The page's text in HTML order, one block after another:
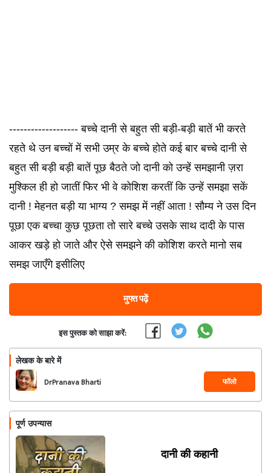
------------------- बच्चे दानी से बहुत सी बड़ी-बड़ी बातें भी करते
रहते थे उन बच्चों में सभी उम्र के बच्चे होते कई बार बच्चे दानी से
बहुत सी बड़ी बड़ी बातें पूछ बैठते जो दानी को उन्हें समझानी ज़रा
मुश्किल ही हो जातीं फिर भी वे कोशिश करतीं कि उन्हें समझा सकें
दानी ! मेहनत बड़ी या भाग्य ? समझ में नहीं आता ! सौम्य ने उस दिन
पूछा एक बच्चा कुछ पूछता तो सारे बच्चे उसके साथ दादी के पास
आकर खड़े हो जाते और ऐसे समझने की कोशिश करते मानो सब
समझ जाएँगे इसीलिए
मुफ्त पढ़ें
इस पुस्तक को साझा करें:
लेखक के बारे में
DrPranava Bharti फॉलो
पूर्ण उपन्यास
दानी की कहानी